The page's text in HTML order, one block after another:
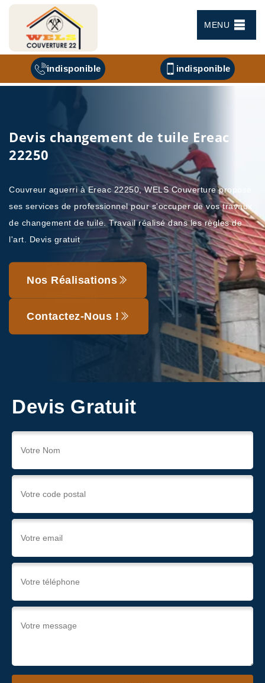
MENU
indisponible indisponible
Devis changement de tuile Ereac
22250
Couvreur aguerri à Ereac 22250, WELS Couverture propose
ses services de professionnel pour s'occuper de vos travaux
de changement de tuile. Travail réalisé dans les règles de
l'art. Devis gratuit
Nos Réalisations
Contactez-Nous !
Devis Gratuit